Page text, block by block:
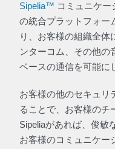
Sipelia™ コミュニケー
の統合プラットフォー
り、お客様の組織全体
ンターコム、その他の
ベースの通信を可能に
お客様の他のセキュリ
ることで、お客様のチ
Sipeliaがあれば、俊敏
お客様のコミュニケー